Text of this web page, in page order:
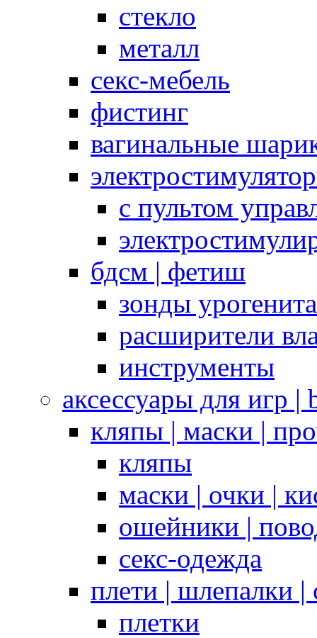
стекло
металл
секс-мебель
фистинг
вагинальные
с пультом
бдсм | фетиш
зонды
расширители
инструменты
аксессуары для игр |
кляпы | маски |
кляпы
маски | очки |
ошейники |
секс-одежда
плети | шлепалки |
плетки